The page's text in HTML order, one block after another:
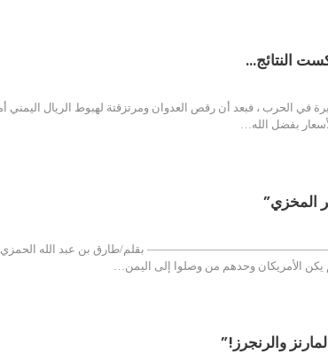
النتائج…
في الحرب ، فبعد أن رقص العدوان ومرتزقتة لهبوط الريال اليمني
بفضل الله…
المخزي”
————————————————— بقلم/طارق بن عبد الله الحمزي نرى
يكن الأمريكان وحدهم من وصلوا إلى اليمن…
والرنجرز!”